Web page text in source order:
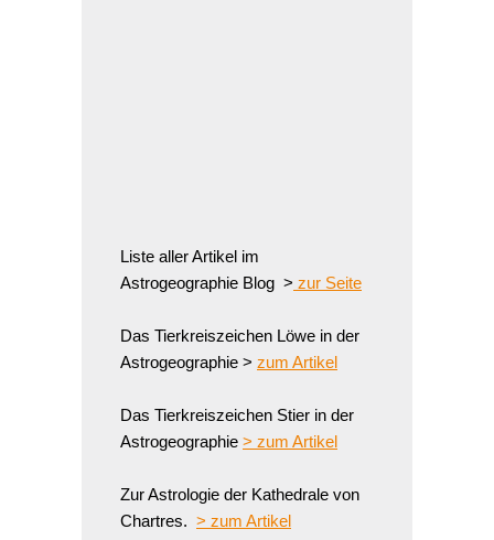
Liste aller Artikel im
Astrogeographie Blog > zur Seite
Das Tierkreiszeichen Löwe in der
Astrogeographie > zum Artikel
Das Tierkreiszeichen Stier in der
Astrogeographie > zum Artikel
Zur Astrologie der Kathedrale von
Chartres. > zum Artikel